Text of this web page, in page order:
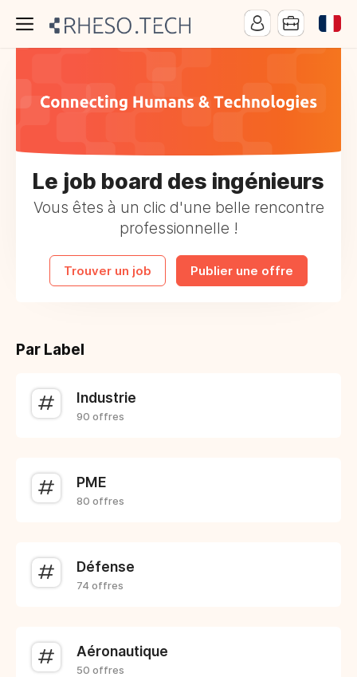
Le job board des ingénieurs
Vous êtes à un clic d'une belle rencontre
professionnelle !
Trouver un job Publier une offre
Par Label
Industrie
90 offres
PME
80 offres
Défense
74 offres
Aéronautique
50 offres